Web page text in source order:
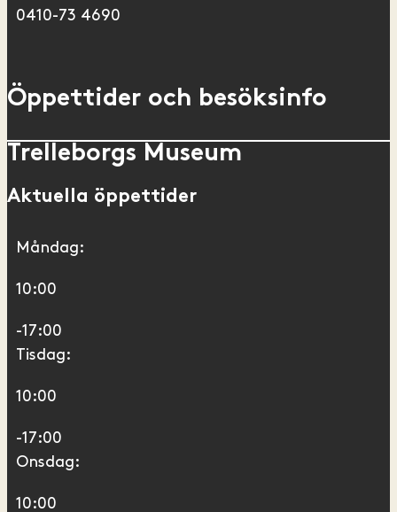
0410-73 4690
Öppettider och besöksinfo
Trelleborgs Museum
Aktuella öppettider
Måndag:
10:00
-17:00
Tisdag:
10:00
-17:00
Onsdag:
10:00